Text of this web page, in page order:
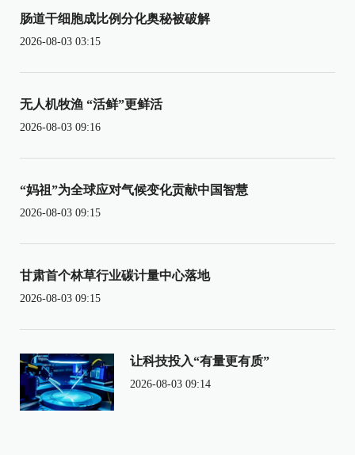
肠道干细胞成比例分化奥秘被破解
2026-08-03 03:15
无人机牧渔 “活鲜”更鲜活
2026-08-03 09:16
“妈祖”为全球应对气候变化贡献中国智慧
2026-08-03 09:15
甘肃首个林草行业碳计量中心落地
2026-08-03 09:15
让科技投入“有量更有质”
2026-08-03 09:14